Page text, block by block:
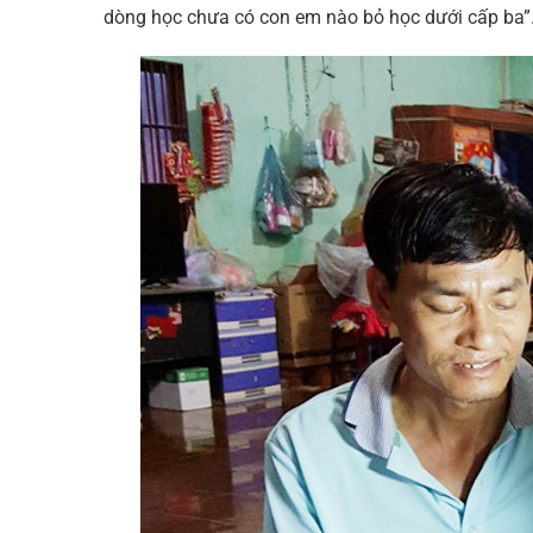
dòng học chưa có con em nào bỏ học dưới cấp